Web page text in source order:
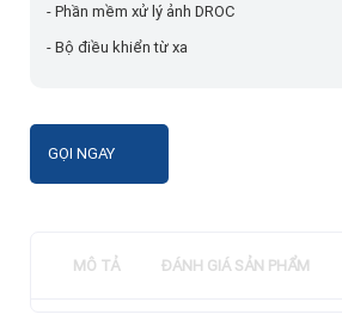
- Phần mềm xử lý ảnh DROC
- Bộ điều khiển từ xa
GỌI NGAY
MÔ TẢ ĐÁNH GIÁ SẢN PHẨM